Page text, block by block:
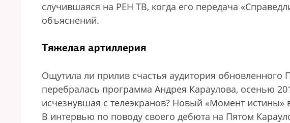
случившаяся на РЕН ТВ, когда его передача
объяснений.
Тяжелая артиллерия
Ощутила ли прилив счастья аудитория обновленного
перебралась программа Андрея Караулова, осенью
исчезнувшая с телеэкранов? Новый «Момент истины»
В интервью по поводу своего дебюта на Пятом